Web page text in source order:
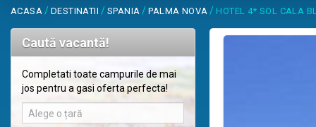
ACASA / DESTINATII / SPANIA /PALMA NOVA / HOTEL 4* SOL CALA
Caută vacantă!
Completati toate campurile de mai
jos pentru a gasi oferta perfecta!
Alege o țară